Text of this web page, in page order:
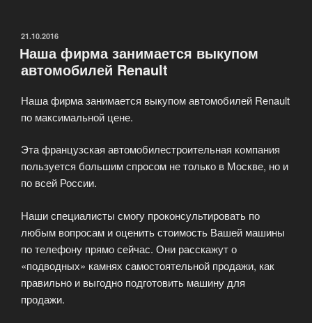
ОПУБЛИКОВАНО
21.10.2016
Наша фирма занимается выкупом
автомобилей Renault
Наша фирма занимается выкупом автомобилей Renault
по максимальной цене.
Эта французская автомобилестроительная компания
пользуется большим спросом не только в Москве, но и
по всей России.
Наши специалисты смогу проконсультировать по
любым вопросам и оценить стоимость Вашей машины
по телефону прямо сейчас. Они расскажут о
«подводных» камнях самостоятельной продажи, как
правильно и выгодно подготовить машину для
продажи.